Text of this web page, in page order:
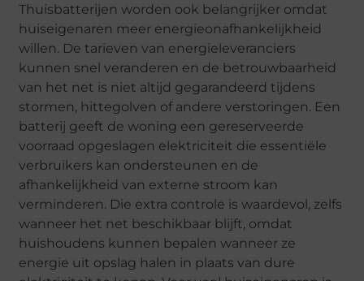
Thuisbatterijen worden ook belangrijker omdat
huiseigenaren meer energieonafhankelijkheid
willen. De tarieven van energieleveranciers
kunnen snel veranderen en de betrouwbaarheid
van het net is niet altijd gegarandeerd tijdens
stormen, hittegolven of andere verstoringen. Een
batterij geeft de woning een gereserveerde
voorraad opgeslagen elektriciteit die essentiële
verbruikers kan ondersteunen en de
afhankelijkheid van externe stroom kan
verminderen. Die extra controle is waardevol, zelfs
wanneer het net beschikbaar blijft, omdat
huishoudens kunnen bepalen wanneer ze
energie uit opslag halen in plaats van dure